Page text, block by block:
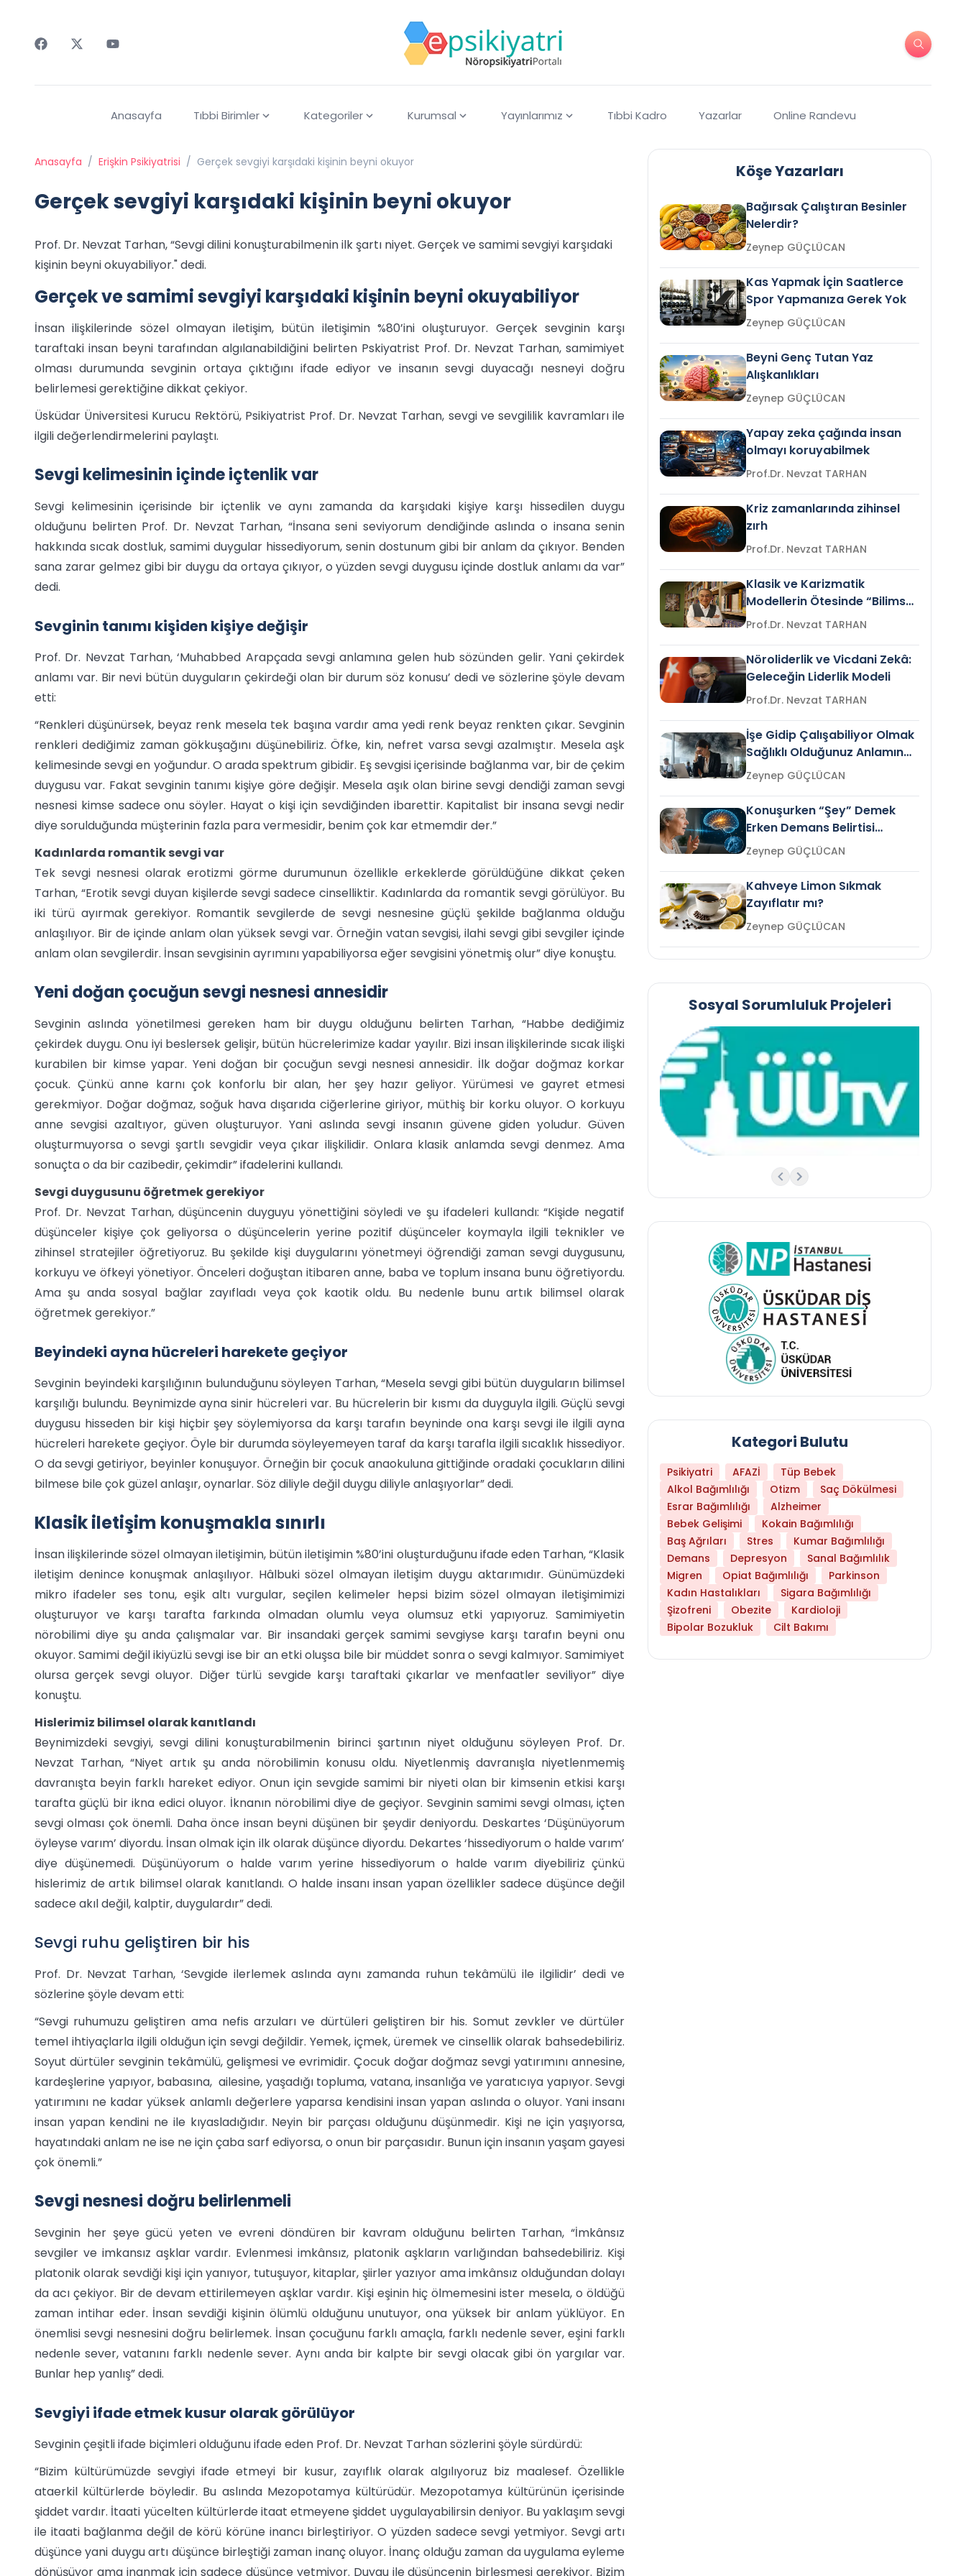
Anasayfa Tıbbi Birimler Kategoriler Kurumsal Yayınlarımız Tıbbi Kadro Yazarlar Online Randevu
Anasayfa / Erişkin Psikiyatrisi / Gerçek sevgiyi karşıdaki kişinin beyni okuyor
Gerçek sevgiyi karşıdaki kişinin beyni okuyor
Prof. Dr. Nevzat Tarhan, “Sevgi dilini konuşturabilmenin ilk şartı niyet. Gerçek ve samimi sevgiyi karşıdaki
kişinin beyni okuyabiliyor." dedi.
Gerçek ve samimi sevgiyi karşıdaki kişinin beyni okuyabiliyor
İnsan ilişkilerinde sözel olmayan iletişim, bütün iletişimin %80’ini oluşturuyor. Gerçek sevginin karşı
taraftaki insan beyni tarafından algılanabildiğini belirten Pskiyatrist Prof. Dr. Nevzat Tarhan, samimiyet
olması durumunda sevginin ortaya çıktığını ifade ediyor ve insanın sevgi duyacağı nesneyi doğru
belirlemesi gerektiğine dikkat çekiyor.
Üsküdar Üniversitesi Kurucu Rektörü, Psikiyatrist Prof. Dr. Nevzat Tarhan, sevgi ve sevgililik kavramları ile
ilgili değerlendirmelerini paylaştı.
Sevgi kelimesinin içinde içtenlik var
Sevgi kelimesinin içerisinde bir içtenlik ve aynı zamanda da karşıdaki kişiye karşı hissedilen duygu
olduğunu belirten Prof. Dr. Nevzat Tarhan, “İnsana seni seviyorum dendiğinde aslında o insana senin
hakkında sıcak dostluk, samimi duygular hissediyorum, senin dostunum gibi bir anlam da çıkıyor. Benden
sana zarar gelmez gibi bir duygu da ortaya çıkıyor, o yüzden sevgi duygusu içinde dostluk anlamı da var”
dedi.
Sevginin tanımı kişiden kişiye değişir
Prof. Dr. Nevzat Tarhan, ‘Muhabbed Arapçada sevgi anlamına gelen hub sözünden gelir. Yani çekirdek
anlamı var. Bir nevi bütün duyguların çekirdeği olan bir durum söz konusu’ dedi ve sözlerine şöyle devam
etti:
“Renkleri düşünürsek, beyaz renk mesela tek başına vardır ama yedi renk beyaz renkten çıkar. Sevginin
renkleri dediğimiz zaman gökkuşağını düşünebiliriz. Öfke, kin, nefret varsa sevgi azalmıştır. Mesela aşk
kelimesinde sevgi en yoğundur. O arada spektrum gibidir. Eş sevgisi içerisinde bağlanma var, bir de çekim
duygusu var. Fakat sevginin tanımı kişiye göre değişir. Mesela aşık olan birine sevgi dendiği zaman sevgi
nesnesi kimse sadece onu söyler. Hayat o kişi için sevdiğinden ibarettir. Kapitalist bir insana sevgi nedir
diye sorulduğunda müşterinin fazla para vermesidir, benim çok kar etmemdir der.”
Kadınlarda romantik sevgi var
Tek sevgi nesnesi olarak erotizmi görme durumunun özellikle erkeklerde görüldüğüne dikkat çeken
Tarhan, “Erotik sevgi duyan kişilerde sevgi sadece cinselliktir. Kadınlarda da romantik sevgi görülüyor. Bu
iki türü ayırmak gerekiyor. Romantik sevgilerde de sevgi nesnesine güçlü şekilde bağlanma olduğu
anlaşılıyor. Bir de içinde anlam olan yüksek sevgi var. Örneğin vatan sevgisi, ilahi sevgi gibi sevgiler içinde
anlam olan sevgilerdir. İnsan sevgisinin ayrımını yapabiliyorsa eğer sevgisini yönetmiş olur” diye konuştu.
Yeni doğan çocuğun sevgi nesnesi annesidir
Sevginin aslında yönetilmesi gereken ham bir duygu olduğunu belirten Tarhan, “Habbe dediğimiz
çekirdek duygu. Onu iyi beslersek gelişir, bütün hücrelerimize kadar yayılır. Bizi insan ilişkilerinde sıcak ilişki
kurabilen bir kimse yapar. Yeni doğan bir çocuğun sevgi nesnesi annesidir. İlk doğar doğmaz korkar
çocuk. Çünkü anne karnı çok konforlu bir alan, her şey hazır geliyor. Yürümesi ve gayret etmesi
gerekmiyor. Doğar doğmaz, soğuk hava dışarıda ciğerlerine giriyor, müthiş bir korku oluyor. O korkuyu
anne sevgisi azaltıyor, güven oluşturuyor. Yani aslında sevgi insanın güvene giden yoludur. Güven
oluşturmuyorsa o sevgi şartlı sevgidir veya çıkar ilişkilidir. Onlara klasik anlamda sevgi denmez. Ama
sonuçta o da bir cazibedir, çekimdir” ifadelerini kullandı.
Sevgi duygusunu öğretmek gerekiyor
Prof. Dr. Nevzat Tarhan, düşüncenin duyguyu yönettiğini söyledi ve şu ifadeleri kullandı: “Kişide negatif
düşünceler kişiye çok geliyorsa o düşüncelerin yerine pozitif düşünceler koymayla ilgili teknikler ve
zihinsel stratejiler öğretiyoruz. Bu şekilde kişi duygularını yönetmeyi öğrendiği zaman sevgi duygusunu,
korkuyu ve öfkeyi yönetiyor. Önceleri doğuştan itibaren anne, baba ve toplum insana bunu öğretiyordu.
Ama şu anda sosyal bağlar zayıfladı veya çok kaotik oldu. Bu nedenle bunu artık bilimsel olarak
öğretmek gerekiyor.”
Beyindeki ayna hücreleri harekete geçiyor
Sevginin beyindeki karşılığının bulunduğunu söyleyen Tarhan, “Mesela sevgi gibi bütün duyguların bilimsel
karşılığı bulundu. Beynimizde ayna sinir hücreleri var. Bu hücrelerin bir kısmı da duyguyla ilgili. Güçlü sevgi
duygusu hisseden bir kişi hiçbir şey söylemiyorsa da karşı tarafın beyninde ona karşı sevgi ile ilgili ayna
hücreleri harekete geçiyor. Öyle bir durumda söyleyemeyen taraf da karşı tarafla ilgili sıcaklık hissediyor.
O da sevgi getiriyor, beyinler konuşuyor. Örneğin bir çocuk anaokuluna gittiğinde oradaki çocukların dilini
bilmese bile çok güzel anlaşır, oynarlar. Söz diliyle değil duygu diliyle anlaşıyorlar” dedi.
Klasik iletişim konuşmakla sınırlı
İnsan ilişkilerinde sözel olmayan iletişimin, bütün iletişimin %80’ini oluşturduğunu ifade eden Tarhan, “Klasik
iletişim denince konuşmak anlaşılıyor. Hâlbuki sözel olmayan iletişim duygu aktarımıdır. Günümüzdeki
mikro ifadeler ses tonu, eşik altı vurgular, seçilen kelimeler hepsi bizim sözel olmayan iletişimimizi
oluşturuyor ve karşı tarafta farkında olmadan olumlu veya olumsuz etki yapıyoruz. Samimiyetin
nörobilimi diye şu anda çalışmalar var. Bir insandaki gerçek samimi sevgiyse karşı tarafın beyni onu
okuyor. Samimi değil ikiyüzlü sevgi ise bir an etki oluşsa bile bir müddet sonra o sevgi kalmıyor. Samimiyet
olursa gerçek sevgi oluyor. Diğer türlü sevgide karşı taraftaki çıkarlar ve menfaatler seviliyor” diye
konuştu.
Hislerimiz bilimsel olarak kanıtlandı
Beynimizdeki sevgiyi, sevgi dilini konuşturabilmenin birinci şartının niyet olduğunu söyleyen Prof. Dr.
Nevzat Tarhan, “Niyet artık şu anda nörobilimin konusu oldu. Niyetlenmiş davranışla niyetlenmemiş
davranışta beyin farklı hareket ediyor. Onun için sevgide samimi bir niyeti olan bir kimsenin etkisi karşı
tarafta güçlü bir ikna edici oluyor. İknanın nörobilimi diye de geçiyor. Sevginin samimi sevgi olması, içten
sevgi olması çok önemli. Daha önce insan beyni düşünen bir şeydir deniyordu. Deskartes ‘Düşünüyorum
öyleyse varım’ diyordu. İnsan olmak için ilk olarak düşünce diyordu. Dekartes ‘hissediyorum o halde varım’
diye düşünemedi. Düşünüyorum o halde varım yerine hissediyorum o halde varım diyebiliriz çünkü
hislerimiz de artık bilimsel olarak kanıtlandı. O halde insanı insan yapan özellikler sadece düşünce değil
sadece akıl değil, kalptir, duygulardır” dedi.
Sevgi ruhu geliştiren bir his
Prof. Dr. Nevzat Tarhan, ‘Sevgide ilerlemek aslında aynı zamanda ruhun tekâmülü ile ilgilidir’ dedi ve
sözlerine şöyle devam etti:
“Sevgi ruhumuzu geliştiren ama nefis arzuları ve dürtüleri geliştiren bir his. Somut zevkler ve dürtüler
temel ihtiyaçlarla ilgili olduğun için sevgi değildir. Yemek, içmek, üremek ve cinsellik olarak bahsedebiliriz.
Soyut dürtüler sevginin tekâmülü, gelişmesi ve evrimidir. Çocuk doğar doğmaz sevgi yatırımını annesine,
kardeşlerine yapıyor, babasına, ailesine, yaşadığı topluma, vatana, insanlığa ve yaratıcıya yapıyor. Sevgi
yatırımını ne kadar yüksek anlamlı değerlere yaparsa kendisini insan yapan aslında o oluyor. Yani insanı
insan yapan kendini ne ile kıyasladığıdır. Neyin bir parçası olduğunu düşünmedir. Kişi ne için yaşıyorsa,
hayatındaki anlam ne ise ne için çaba sarf ediyorsa, o onun bir parçasıdır. Bunun için insanın yaşam gayesi
çok önemli.”
Sevgi nesnesi doğru belirlenmeli
Sevginin her şeye gücü yeten ve evreni döndüren bir kavram olduğunu belirten Tarhan, “İmkânsız
sevgiler ve imkansız aşklar vardır. Evlenmesi imkânsız, platonik aşkların varlığından bahsedebiliriz. Kişi
platonik olarak sevdiği kişi için yanıyor, tutuşuyor, kitaplar, şiirler yazıyor ama imkânsız olduğundan dolayı
da acı çekiyor. Bir de devam ettirilemeyen aşklar vardır. Kişi eşinin hiç ölmemesini ister mesela, o öldüğü
zaman intihar eder. İnsan sevdiği kişinin ölümlü olduğunu unutuyor, ona yüksek bir anlam yüklüyor. En
önemlisi sevgi nesnesini doğru belirlemek. İnsan çocuğunu farklı amaçla, farklı nedenle sever, eşini farklı
nedenle sever, vatanını farklı nedenle sever. Aynı anda bir kalpte bir sevgi olacak gibi ön yargılar var.
Bunlar hep yanlış” dedi.
Sevgiyi ifade etmek kusur olarak görülüyor
Sevginin çeşitli ifade biçimleri olduğunu ifade eden Prof. Dr. Nevzat Tarhan sözlerini şöyle sürdürdü:
“Bizim kültürümüzde sevgiyi ifade etmeyi bir kusur, zayıflık olarak algılıyoruz biz maalesef. Özellikle
ataerkil kültürlerde böyledir. Bu aslında Mezopotamya kültürüdür. Mezopotamya kültürünün içerisinde
şiddet vardır. İtaati yücelten kültürlerde itaat etmeyene şiddet uygulayabilirsin deniyor. Bu yaklaşım sevgi
ile itaati bağlanma değil de körü körüne inancı birleştiriyor. O yüzden sadece sevgi yetmiyor. Sevgi artı
düşünce yani duygu artı düşünce birleştiği zaman inanç oluyor. İnanç olduğu zaman da uygulama eyleme
dönüşüyor ama inanmak için sadece düşünce yetmiyor. Duygu ile düşüncenin birleşmesi gerekiyor. Bizim
Köşe Yazarları
Bağırsak Çalıştıran Besinler
Nelerdir?
Zeynep GÜÇLÜCAN
Kas Yapmak İçin Saatlerce
Spor Yapmanıza Gerek Yok
Zeynep GÜÇLÜCAN
Beyni Genç Tutan Yaz
Alışkanlıkları
Zeynep GÜÇLÜCAN
Yapay zeka çağında insan
olmayı koruyabilmek
Prof.Dr. Nevzat TARHAN
Kriz zamanlarında zihinsel
zırh
Prof.Dr. Nevzat TARHAN
Klasik ve Karizmatik
Modellerin Ötesinde “Bilimsel
Liderlik”
Prof.Dr. Nevzat TARHAN
Nöroliderlik ve Vicdani Zekâ:
Geleceğin Liderlik Modeli
Prof.Dr. Nevzat TARHAN
İşe Gidip Çalışabiliyor Olmak
Sağlıklı Olduğunuz Anlamına
Gelir mi?Zeynep GÜÇLÜCAN
Konuşurken “Şey” Demek
Erken Demans Belirtisi
Olabilir mi?Zeynep GÜÇLÜCAN
Kahveye Limon Sıkmak
Zayıflatır mı?
Zeynep GÜÇLÜCAN
Sosyal Sorumluluk Projeleri
Kategori Bulutu
Psikiyatri AFAZİ
Tüp Bebek
Alkol Bağımlılığı
Otizm
Saç Dökülmesi
Esrar Bağımlılığı
Alzheimer
Bebek Gelişimi
Kokain Bağımlılığı
Baş Ağrıları
Stres
Kumar Bağımlılığı
Demans
Depresyon
Sanal Bağımlılık
Migren
Opiat Bağımlılığı
Parkinson
Kadın Hastalıkları
Sigara Bağımlılığı
Şizofreni
Obezite
Kardioloji
Bipolar Bozukluk
Cilt Bakımı